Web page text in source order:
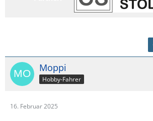
Moppi
Hobby-Fahrer
16. Februar 2025